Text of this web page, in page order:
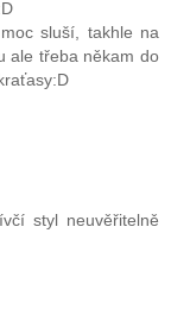
sluší, takhle na
ale třeba někam do
styl neuvěřitelně